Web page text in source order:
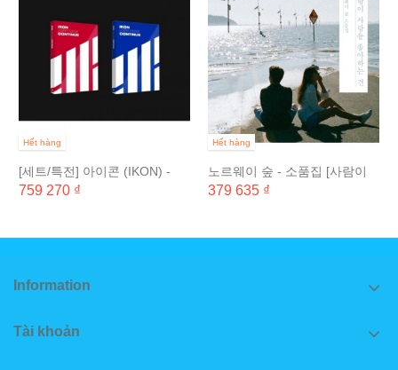
Hết hàng
[세트/특전] 아이콘 (IKON) -
NEW KIDS :...
759 270 ₫
Hết hàng
노르웨이 숲 - 소품집 [사람이
사람을 좋아하는 건]
379 635 ₫
Information
Tài khoản